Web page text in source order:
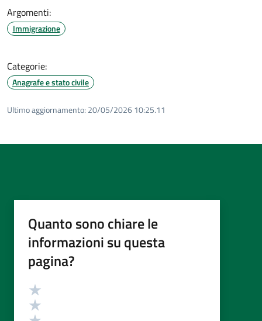
Argomenti:
Immigrazione
Categorie:
Anagrafe e stato civile
Ultimo aggiornamento: 20/05/2026 10:25.11
Quanto sono chiare le
informazioni su questa
pagina?
Valutazione